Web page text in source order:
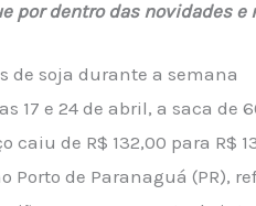
por dentro das novidades
de soja durante a semana
17 e 24 de abril, a saca
caiu de R$ 132,00 para R$
Porto de Paranaguá (PR),